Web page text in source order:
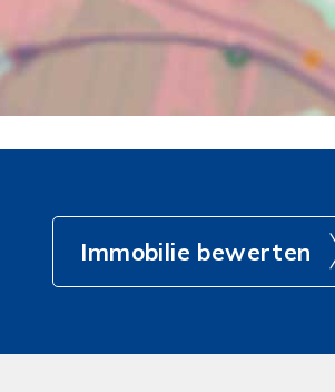
Immobilie bewerten